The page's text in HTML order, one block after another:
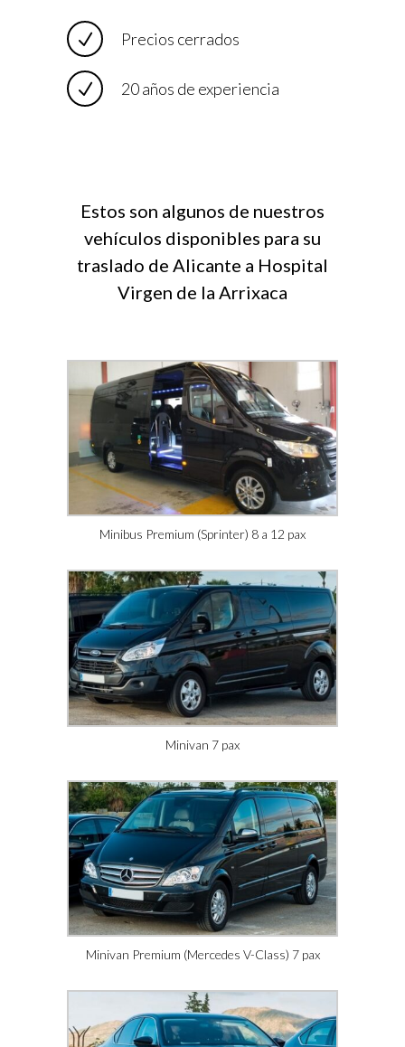
Precios cerrados
20 años de experiencia
Estos son algunos de nuestros
vehículos disponibles para su
traslado de Alicante a Hospital
Virgen de la Arrixaca
Minibus Premium (Sprinter) 8 a 12 pax
Minivan 7 pax
Minivan Premium (Mercedes V-Class) 7 pax